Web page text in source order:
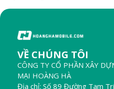
VỀ CHÚNG TÔI
CÔNG TY CỔ PHẦN XÂY
MẠI HOÀNG HÀ
Địa chỉ: Số 89 Đường Tam